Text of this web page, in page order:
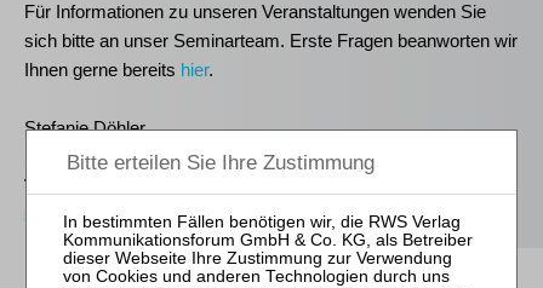
Für Informationen zu unseren Veranstaltungen wenden Sie
sich bitte an unser Seminarteam. Erste Fragen beanworten wir
Ihnen gerne bereits hier.
Stefanie Döhler
Seminarorganisation
T
seminar@rws-verlag.de